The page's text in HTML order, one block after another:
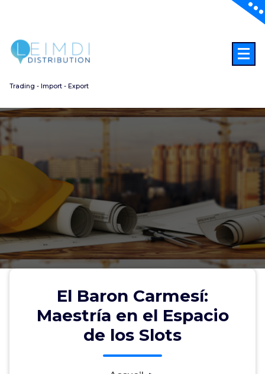
Trading - Import - Export
El Baron Carmesí:
Maestría en el Espacio
de los Slots
El Baron Carmesí: Maestría en el